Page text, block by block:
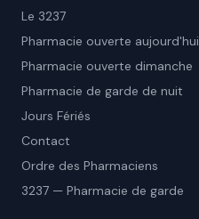
Le 3237
Pharmacie ouverte aujourd'hui
Pharmacie ouverte dimanche
Pharmacie de garde de nuit
Jours Fériés
Contact
Ordre des Pharmaciens
3237 — Pharmacie de garde